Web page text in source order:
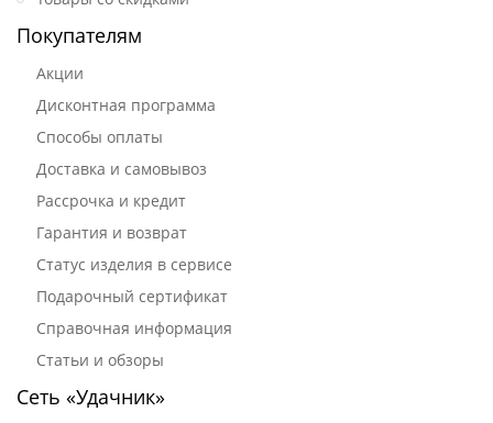
Покупателям
Акции
Дисконтная программа
Способы оплаты
Доставка и самовывоз
Рассрочка и кредит
Гарантия и возврат
Статус изделия в сервисе
Подарочный сертификат
Справочная информация
Статьи и обзоры
Сеть «Удачник»